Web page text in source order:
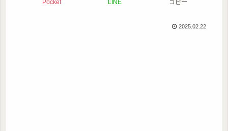
Pocket LINE コピー
2025.02.22